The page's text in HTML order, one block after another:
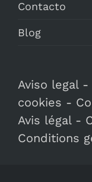
Contacto
Blog
Aviso legal-
cookies -
Avis légal-
Conditions